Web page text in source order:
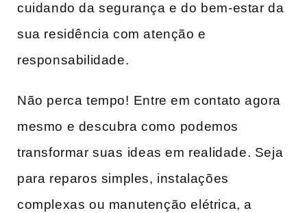
cuidando da segurança e do bem-estar​ da
sua residência com atenção e
responsabilidade.
Não perca tempo!⁣ Entre em contato agora
mesmo e descubra como ⁤podemos
transformar suas ⁤ideas em realidade. Seja
para reparos simples, instalações
complexas ou manutenção‍ elétrica, a